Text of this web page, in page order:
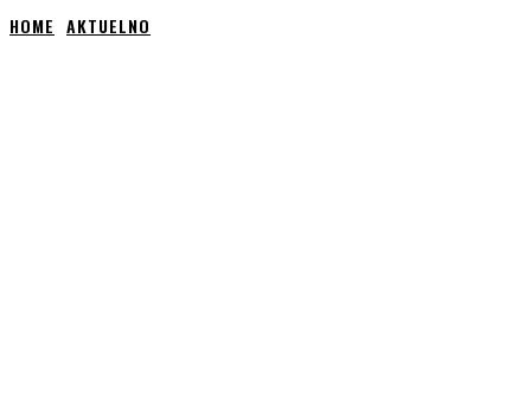
HOME AKTUELNO